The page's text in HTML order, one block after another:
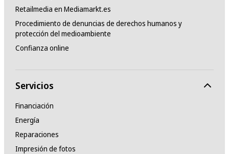
Retailmedia en Mediamarkt.es
Procedimiento de denuncias de derechos humanos y
protección del medioambiente
Confianza online
Servicios
Financiación
Energía
Reparaciones
Impresión de fotos